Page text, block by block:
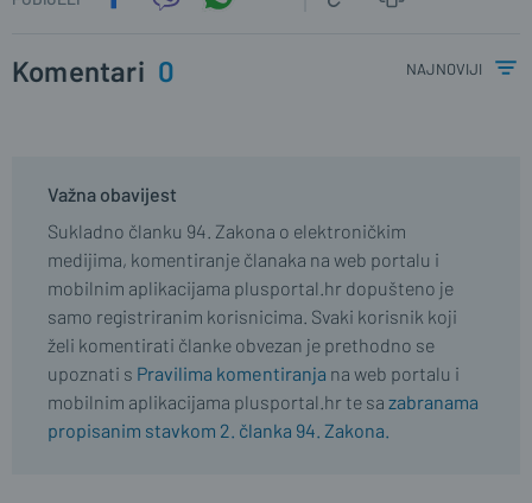
Komentari 0 najnoviji
Važna obavijest
Sukladno članku 94. Zakona o elektroničkim
medijima, komentiranje članaka na web portalu i
mobilnim aplikacijama plusportal.hr dopušteno je
samo registriranim korisnicima. Svaki korisnik koji
želi komentirati članke obvezan je prethodno se
upoznati s Pravilima komentiranja na web portalu i
mobilnim aplikacijama plusportal.hr te sa zabranama
propisanim stavkom 2. članka 94. Zakona.